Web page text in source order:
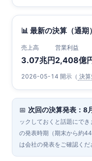
📊 最新の決算（通期）
売上高
3.07兆円
営業利益
2,408億
2026-05-14 開示（ 決
📅 次回の決算発表：8
ックしておくと話題にで
の発表時期（期末から約
は会社の発表をご確認くだ